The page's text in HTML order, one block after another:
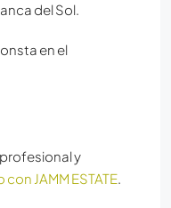
del Sol.
en el
y
JAMM ESTATE.